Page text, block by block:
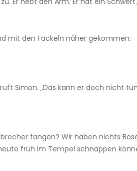
mit den Fackeln näher gekommen.
Simon. „Das kann er doch nicht
fangen? Wir haben nichts
früh im Tempel schnappen